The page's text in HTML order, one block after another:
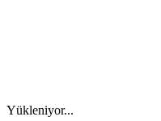
Yükleniyor...